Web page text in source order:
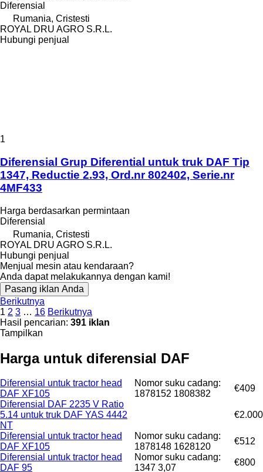
Diferensial
Rumania, Cristesti
ROYAL DRU AGRO S.R.L.
Hubungi penjual
1
Diferensial Grup Diferential untuk truk DAF Tip
1347, Reductie 2.93, Ord.nr 802402, Serie.nr
4MF433
Harga berdasarkan permintaan
Diferensial
Rumania, Cristesti
ROYAL DRU AGRO S.R.L.
Hubungi penjual
Menjual mesin atau kendaraan?
Anda dapat melakukannya dengan kami!
Pasang iklan Anda
Berikutnya
1 2 3 … 16 Berikutnya
Hasil pencarian: 391 iklan
Tampilkan
Harga untuk diferensial DAF
Diferensial untuk tractor head
DAF XF105
Nomor suku cadang:
1878152 1808382
€409
Diferensial DAF 2235 V Ratio
5.14 untuk truk DAF YAS 4442
NT
€2.000
Diferensial untuk tractor head
DAF XF105
Nomor suku cadang:
1878148 1628120
€512
Diferensial untuk tractor head
DAF 95
Nomor suku cadang:
1347 3,07
€800